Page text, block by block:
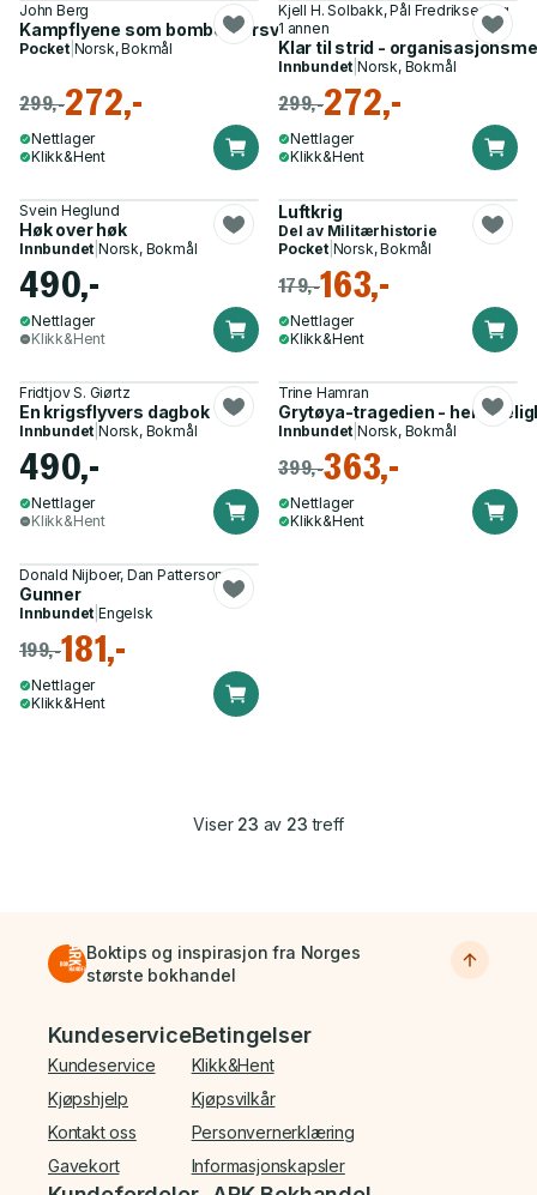
John Berg
Kampflyene som bomber forsvarsevnen
Pocket| Norsk, Bokmål
299,-272,-
Nettlager
Klikk&Hent
Kjell H. Solbakk, Pål Fredriksen og
1 annen
Klar til strid -
Innbundet |Norsk, Bokmål
299,-272,-
Nettlager
Klikk&Hent
Svein Heglund
Høk over høk
Innbundet |Norsk, Bokmål
490,-
Nettlager
Klikk&Hent
Luftkrig
Del av Militærhistorie
Pocket| Norsk, Bokmål
179,-163,-
Nettlager
Klikk&Hent
Fridtjov S. Giørtz
En krigsflyvers dagbok
Innbundet |Norsk, Bokmål
490,-
Nettlager
Klikk&Hent
Trine Hamran
Grytøya-tragedien -
Innbundet |Norsk, Bokmål
399,-363,-
Nettlager
Klikk&Hent
Donald Nijboer, Dan Patterson
Gunner
Innbundet |Engelsk
199,-181,-
Nettlager
Klikk&Hent
Viser 23 av 23 treff
Boktips og inspirasjon fra Norges
største bokhandel
Bunnmeny
Kundeservice
Kundeservice
Kjøpshjelp
Kontakt oss
Gavekort
Betingelser
Klikk&Hent
Kjøpsvilkår
Personvernerklæring
Informasjonskapsler